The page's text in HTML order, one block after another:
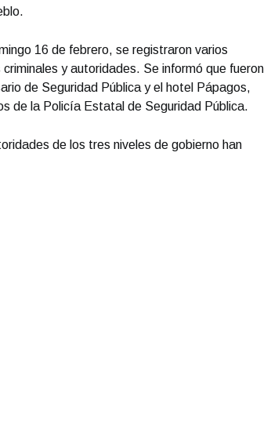
16 de febrero, se registraron varios
y autoridades. Se informó que fueron
de Seguridad Pública y el hotel Pápagos,
de la Policía Estatal de Seguridad Pública.
de los tres niveles de gobierno han